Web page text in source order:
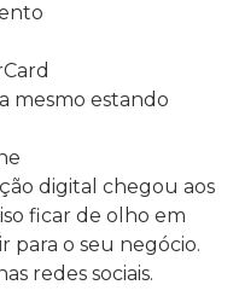
mesmo estando
digital chegou aos
ficar de olho em
para o seu negócio.
redes sociais.